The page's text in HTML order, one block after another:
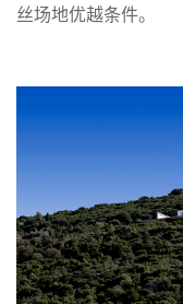
丝场地优越条件。